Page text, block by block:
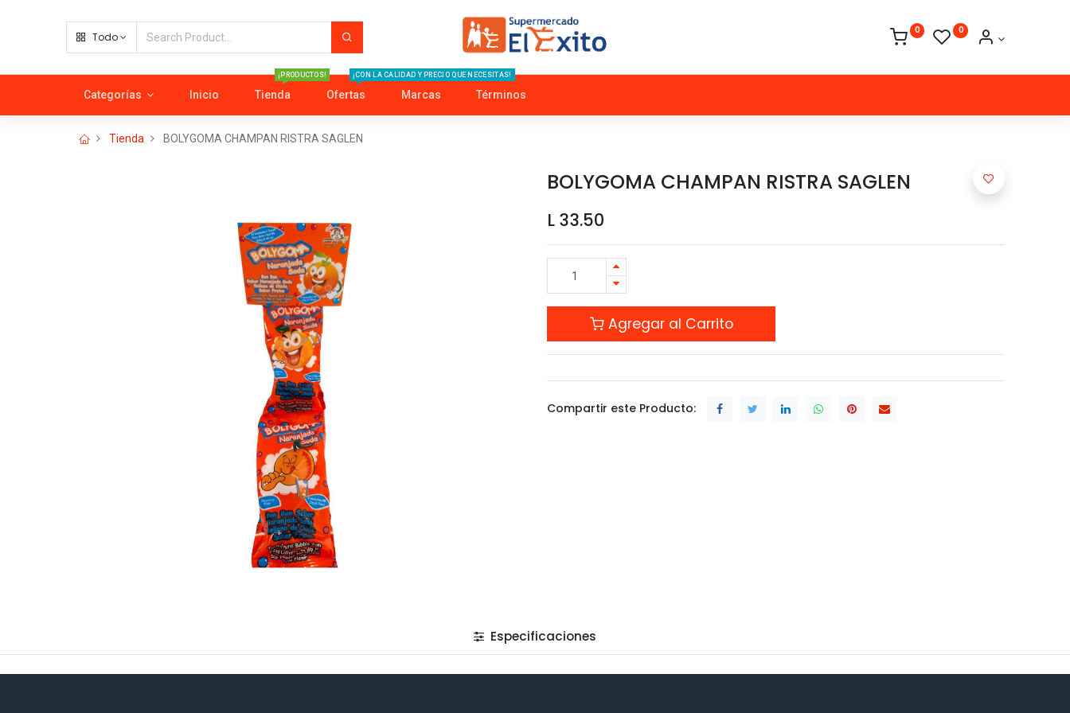
Todo 0 0
Categorías Inicio Tienda
¡PRODUCTOS!
Ofertas
¡CON LA CALIDAD Y PRECIO QUE NECESITAS!
Marcas Términos
Tienda BOLYGOMA CHAMPAN RISTRA SAGLEN
BOLYGOMA CHAMPAN RISTRA SAGLEN
L 33.50
Agregar al Carrito
Compartir este Producto:
Especificaciones